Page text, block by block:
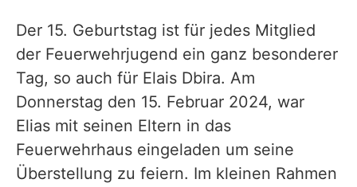
Der 15. Geburtstag ist für jedes Mitglied
der Feuerwehrjugend ein ganz besonderer
Tag, so auch für Elais Dbira. Am
Donnerstag den 15. Februar 2024, war
Elias mit seinen Eltern in das
Feuerwehrhaus eingeladen um seine
Überstellung zu feiern. Im kleinen Rahmen